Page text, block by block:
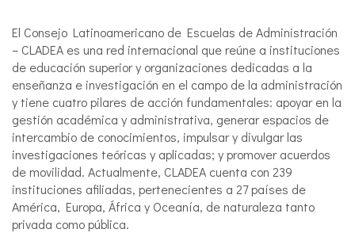
El Consejo Latinoamericano de Escuelas de Administración
– CLADEA es una red internacional que reúne a instituciones
de educación superior y organizaciones dedicadas a la
enseñanza e investigación en el campo de la administración
y tiene cuatro pilares de acción fundamentales: apoyar en la
gestión académica y administrativa, generar espacios de
intercambio de conocimientos, impulsar y divulgar las
investigaciones teóricas y aplicadas; y promover acuerdos
de movilidad. Actualmente, CLADEA cuenta con 239
instituciones afiliadas, pertenecientes a 27 países de
América, Europa, África y Oceanía, de naturaleza tanto
privada como pública.